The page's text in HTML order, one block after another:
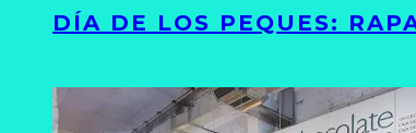
DÍA DE LOS PEQUES: